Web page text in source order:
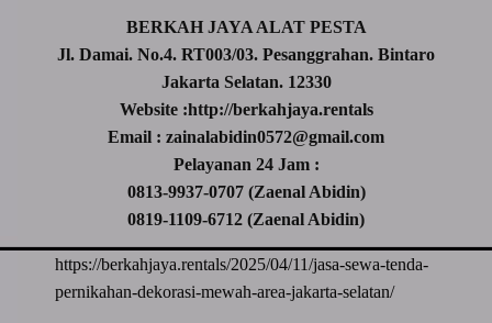
BERKAH JAYA ALAT PESTA
Jl. Damai. No.4. RT003/03. Pesanggrahan. Bintaro
Jakarta Selatan. 12330
Website :http://berkahjaya.rentals
Email : zainalabidin0572@gmail.com
Pelayanan 24 Jam :
0813-9937-0707 (Zaenal Abidin)
0819-1109-6712 (Zaenal Abidin)
https://berkahjaya.rentals/2025/04/11/jasa-sewa-tenda-
pernikahan-dekorasi-mewah-area-jakarta-selatan/